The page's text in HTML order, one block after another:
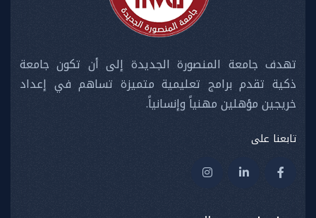
تهدف جامعة المنصورة الجديدة إلى أن تكون جامعة
ذكية تقدم برامج تعليمية متميزة تساهم في إعداد
خريجين مؤهلين مهنياً وإنسانياً.
تابعنا على